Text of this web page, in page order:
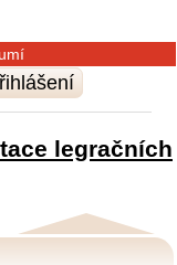
legračních